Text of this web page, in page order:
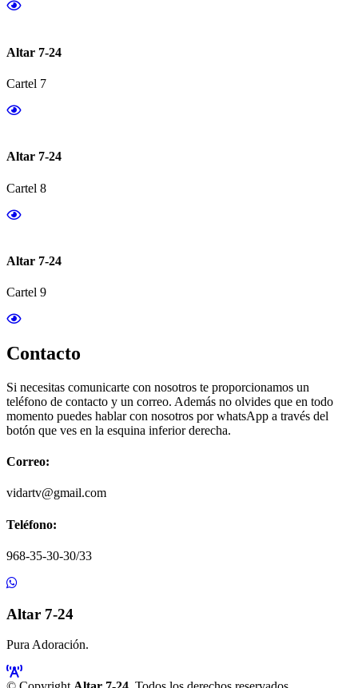
Altar 7-24
Cartel 7
Altar 7-24
Cartel 8
Altar 7-24
Cartel 9
Contacto
Si necesitas comunicarte con nosotros te proporcionamos un
teléfono de contacto y un correo. Además no olvides que en todo
momento puedes hablar con nosotros por whatsApp a través del
botón que ves en la esquina inferior derecha.
Correo:
vidartv@gmail.com
Teléfono:
968-35-30-30/33
Altar 7-24
Pura Adoración.